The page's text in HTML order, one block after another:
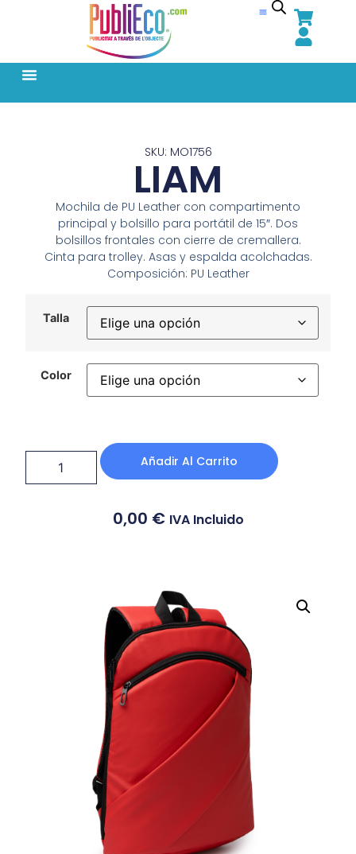
SKU: MO1756
LIAM
Mochila de PU Leather con compartimento
principal y bolsillo para portátil de 15″. Dos
bolsillos frontales con cierre de cremallera.
Cinta para trolley. Asas y espalda acolchadas.
Composición: PU Leather
Talla
Color
Añadir Al Carrito
0,00 € IVA Incluido